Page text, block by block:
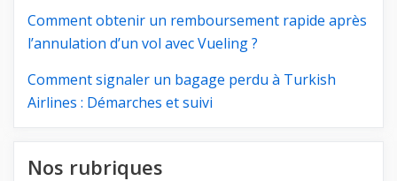
Comment obtenir un remboursement rapide après
l’annulation d’un vol avec Vueling ?
Comment signaler un bagage perdu à Turkish
Airlines : Démarches et suivi
Nos rubriques